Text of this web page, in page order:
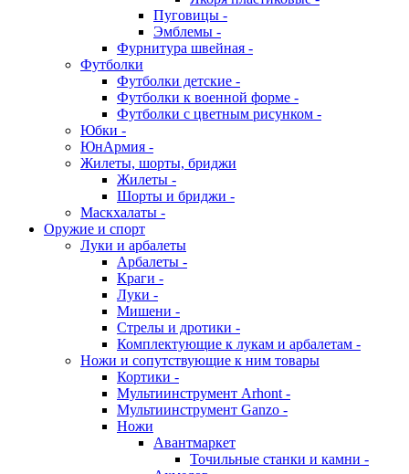
Пуговицы -
Эмблемы -
Фурнитура швейная -
Футболки
Футболки детские -
Футболки к военной форме -
Футболки с цветным рисунком -
Юбки -
ЮнАрмия -
Жилеты, шорты, бриджи
Жилеты -
Шорты и бриджи -
Маскхалаты -
Оружие и спорт
Луки и арбалеты
Арбалеты -
Краги -
Луки -
Мишени -
Стрелы и дротики -
Комплектующие к лукам и арбалетам -
Ножи и сопутствующие к ним товары
Кортики -
Мультиинструмент Arhont -
Мультиинструмент Ganzo -
Ножи
Авантмаркет
Точильные станки и камни -